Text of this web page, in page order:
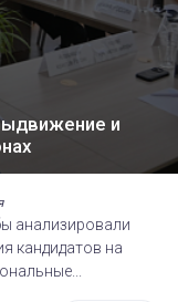
и
анализировали
кандидатов на